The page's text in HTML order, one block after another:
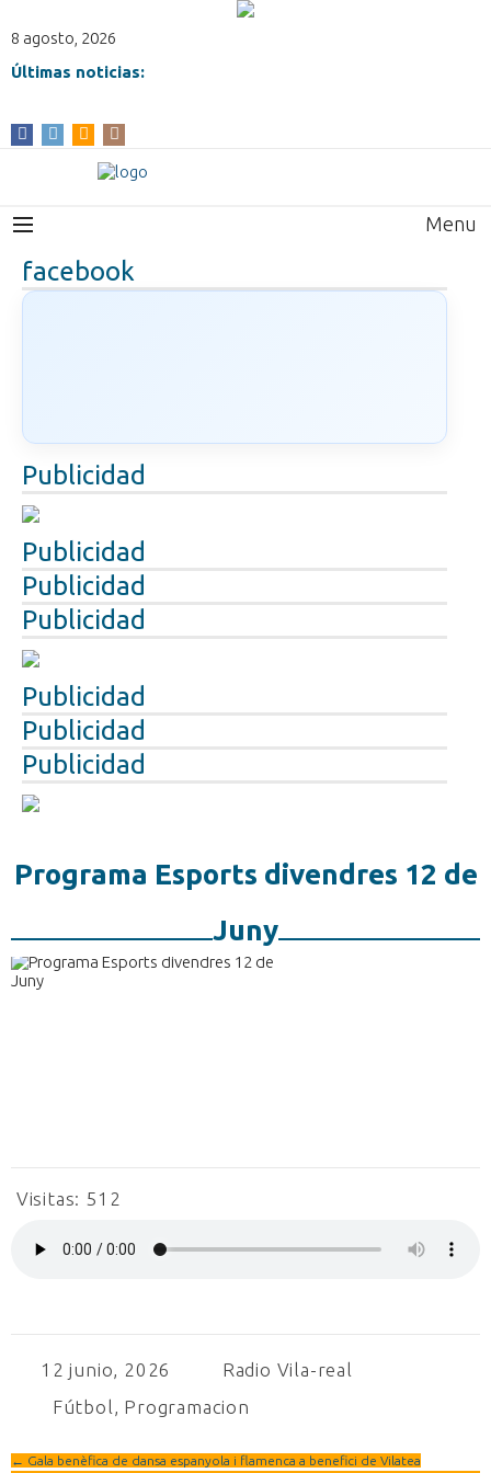
8 agosto, 2026
Últimas noticias:
Menu
facebook
Publicidad
Publicidad
Publicidad
Publicidad
Publicidad
Publicidad
Publicidad
Programa Esports divendres 12 de
Juny
Visitas: 512
12 junio, 2026
Radio Vila-real
Fútbol, Programacion
← Gala benèfica de dansa espanyola i flamenca a benefici de Vilatea